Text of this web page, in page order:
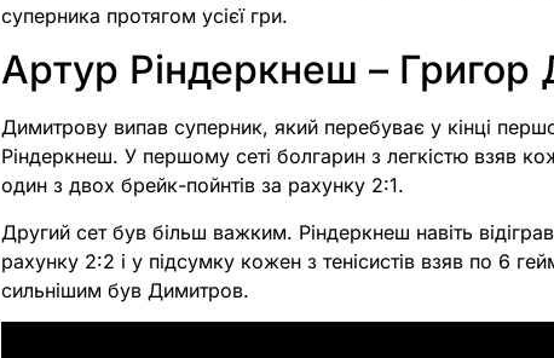
суперника протягом усієї гри.
Артур Ріндеркнеш – Григор
Димитрову випав суперник, який перебуває у кінці
Ріндеркнеш. У першому сеті болгарин з легкістю взяв
один з двох брейк-пойнтів за рахунку 2:1.
Другий сет був більш важким. Ріндеркнеш навіть
рахунку 2:2 і у підсумку кожен з тенісистів взяв по 6
сильнішим був Димитров.